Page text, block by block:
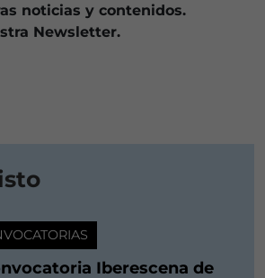
noticias y contenidos.
Newsletter.
Iberescena de